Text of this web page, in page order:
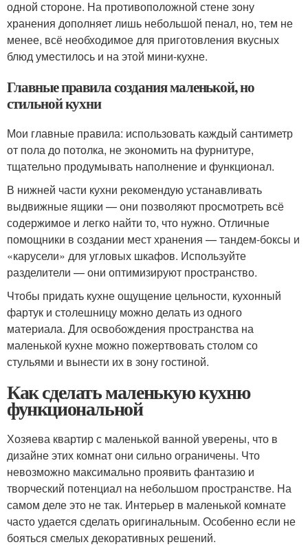
одной стороне. На противоположной стене зону
хранения дополняет лишь небольшой пенал, но, тем не
менее, всё необходимое для приготовления вкусных
блюд уместилось и на этой мини-кухне.
Главные правила создания маленькой, но
стильной кухни
Мои главные правила: использовать каждый сантиметр
от пола до потолка, не экономить на фурнитуре,
тщательно продумывать наполнение и функционал.
В нижней части кухни рекомендую устанавливать
выдвижные ящики — они позволяют просмотреть всё
содержимое и легко найти то, что нужно. Отличные
помощники в создании мест хранения — тандем-боксы и
«карусели» для угловых шкафов. Используйте
разделители — они оптимизируют пространство.
Чтобы придать кухне ощущение цельности, кухонный
фартук и столешницу можно делать из одного
материала. Для освобождения пространства на
маленькой кухне можно пожертвовать столом со
стульями и вынести их в зону гостиной.
Как сделать маленькую кухню
функциональной
Хозяева квартир с маленькой ванной уверены, что в
дизайне этих комнат они сильно ограничены. Что
невозможно максимально проявить фантазию и
творческий потенциал на небольшом пространстве. На
самом деле это не так. Интерьер в маленькой комнате
часто удается сделать оригинальным. Особенно если не
бояться смелых декоративных решений.